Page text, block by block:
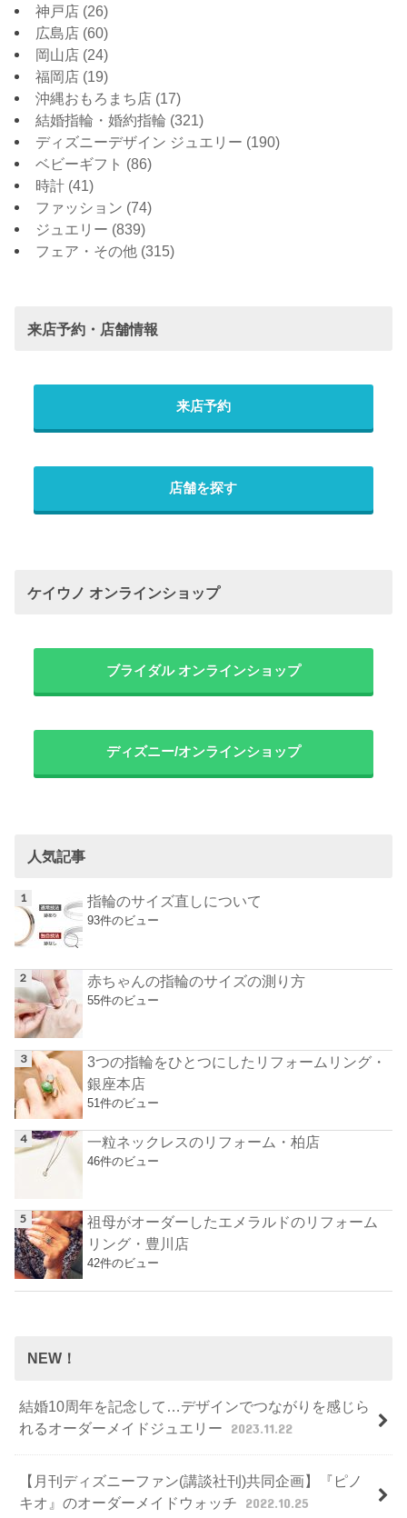
神戸店 (26)
広島店 (60)
岡山店 (24)
福岡店 (19)
沖縄おもろまち店 (17)
結婚指輪・婚約指輪 (321)
ディズニーデザイン ジュエリー (190)
ベビーギフト (86)
時計 (41)
ファッション (74)
ジュエリー (839)
フェア・その他 (315)
来店予約・店舗情報
来店予約
店舗を探す
ケイウノ オンラインショップ
ブライダル オンラインショップ
ディズニー/オンラインショップ
人気記事
指輪のサイズ直しについて
93件のビュー
赤ちゃんの指輪のサイズの測り方
55件のビュー
3つの指輪をひとつにしたリフォームリング・
銀座本店
51件のビュー
一粒ネックレスのリフォーム・柏店
46件のビュー
祖母がオーダーしたエメラルドのリフォーム
リング・豊川店
42件のビュー
NEW！
結婚10周年を記念して…デザインでつながりを感じら
れるオーダーメイドジュエリー
2023.11.22
【月刊ディズニーファン(講談社刊)共同企画】『ピノ
キオ』のオーダーメイドウォッチ
2022.10.25